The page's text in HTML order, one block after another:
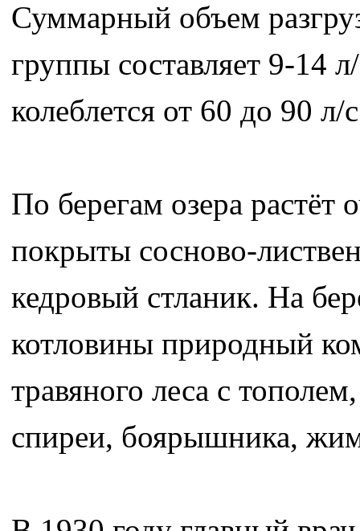
Суммарный объем
группы составляет 9-14
колеблется от 60 до 90 л/
По берегам озера растёт
покрыты сосново-
кедровый стланик. На
котловины природный
травяного леса с
спиреи, боярышника,